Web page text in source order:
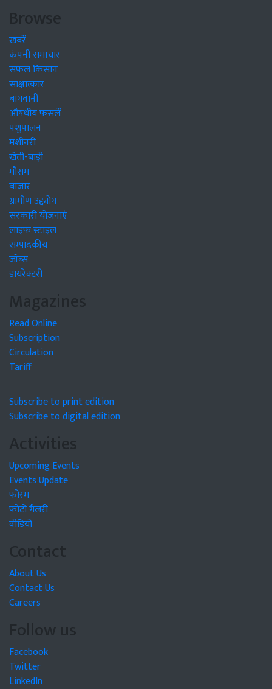
Browse
खबरें
कंपनी समाचार
सफल किसान
साक्षात्कार
बागवानी
औषधीय फसलें
पशुपालन
मशीनरी
खेती-बाड़ी
मौसम
बाजार
ग्रामीण उद्द्योग
सरकारी योजनाएं
लाइफ स्टाइल
सम्पादकीय
जॉब्स
डायरेक्टरी
Magazines
Read Online
Subscription
Circulation
Tariff
Subscribe to print edition
Subscribe to digital edition
Activities
Upcoming Events
Events Update
फोरम
फोटो गैलरी
वीडियो
Contact
About Us
Contact Us
Careers
Follow us
Facebook
Twitter
LinkedIn